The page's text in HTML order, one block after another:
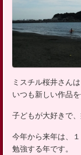
ミスチル桜井さん
いつも新しい作品
子どもが大好きで
今年から来年は、
勉強する年です。